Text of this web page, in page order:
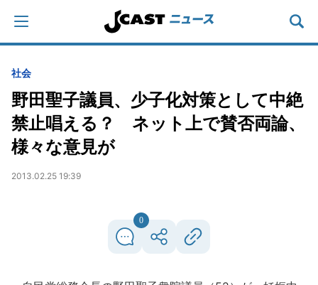
社会
野田聖子議員、少子化対策として中絶
禁止唱える？ ネット上で賛否両論、
様々な意見が
2013.02.25 19:39
0